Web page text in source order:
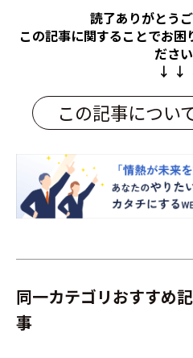
読了ありがとう
この記事に関することでお困
ださい
↓ ↓
この記事につい
同一カテゴリおすすめ記
事